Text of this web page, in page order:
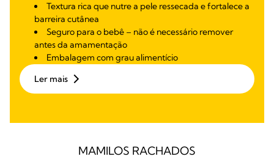
Textura rica que nutre a pele ressecada e fortalece a
barreira cutânea
Seguro para o bebê – não é necessário remover
antes da amamentação
Embalagem com grau alimentício
Ler mais
MAMILOS RACHADOS